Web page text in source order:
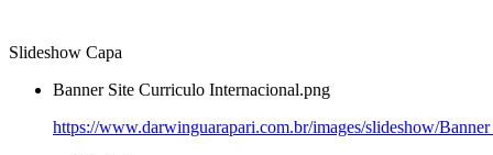
Slideshow Capa
Banner Site Curriculo Internacional.png
https://www.darwinguarapari.com.br/images/slideshow/